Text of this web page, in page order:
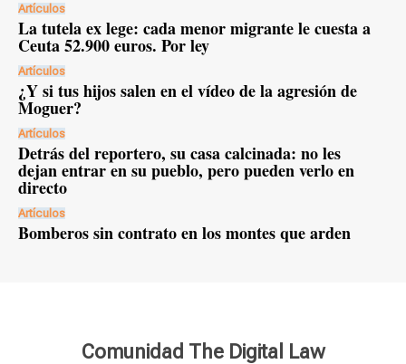
Artículos
La tutela ex lege: cada menor migrante le cuesta a
Ceuta 52.900 euros. Por ley
Artículos
¿Y si tus hijos salen en el vídeo de la agresión de
Moguer?
Artículos
Detrás del reportero, su casa calcinada: no les
dejan entrar en su pueblo, pero pueden verlo en
directo
Artículos
Bomberos sin contrato en los montes que arden
Comunidad The Digital Law